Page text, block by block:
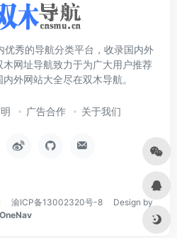
秀的导航分类平台，收录国内外
网址导航致力于为广大用户推荐
外网站大全尽在双木导航。
广告合作 关于我们
渝ICP备13002320号-8 Design by
OneNav